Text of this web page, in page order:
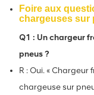
Foire aux
chargeuses sur
Q1 : Un chargeur
pneus ?
R : Oui. «
chargeuse sur